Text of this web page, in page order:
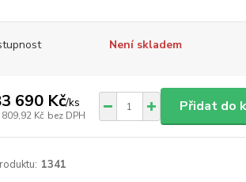
Není skladem
690 Kč/ks
Kč bez DPH
Přidat do
1341